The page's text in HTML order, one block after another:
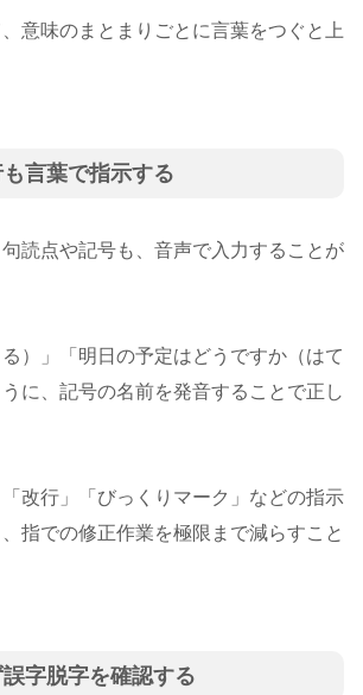
意味のまとまりごとに言葉をつぐと上
言葉で指示する
読点や記号も、音声で入力することが
る）」「明日の予定はどうですか（はて
に、記号の名前を発音することで正し
「改行」「びっくりマーク」などの指示
指での修正作業を極限まで減らすこと
字脱字を確認する